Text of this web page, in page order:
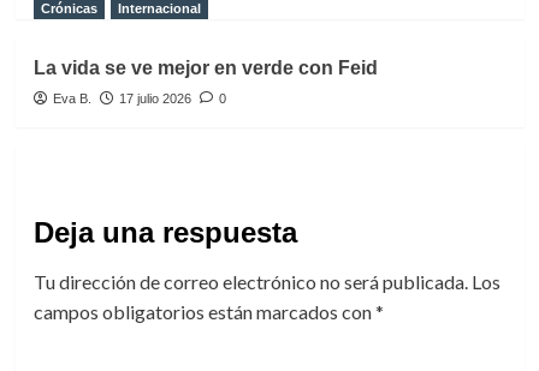
Crónicas
Internacional
La vida se ve mejor en verde con Feid
Eva B. 17 julio 2026 0
Deja una respuesta
Tu dirección de correo electrónico no será publicada. Los
campos obligatorios están marcados con*